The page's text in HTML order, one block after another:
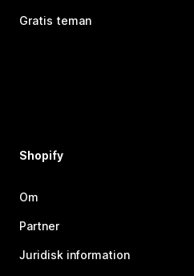
Gratis teman
Shopify
Om
Partner
Juridisk information